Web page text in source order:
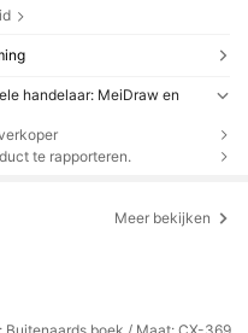
handelaar: MeiDraw en
te rapporteren.
Meer bekijken